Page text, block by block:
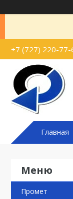
+7 (727) 220-77-
Главная
Промет